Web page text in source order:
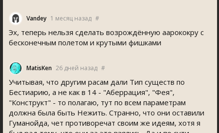
Vandey 1 месяц назад #
Эх, теперь нельзя сделать возрождённую аарококру с
бесконечным полетом и крутыми фишками
MatisKen 26 дней назад #
Учитывая, что другим расам дали Тип существ по
Бестиарию, а не как в 14 - "Аберрация", "Фея",
"Конструкт" - то полагаю, тут по всем параметрам
должна была быть Нежить. Странно, что они оставили
Гуманойда, чет противоречат своим же идеям, хотя я